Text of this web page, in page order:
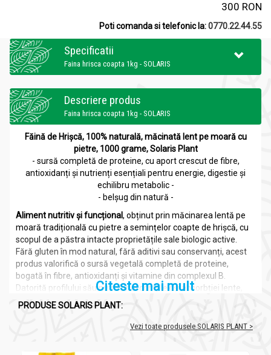
300 RON
Poti comanda si telefonic la:0770.22.44.55
Specificatii
Faina hrisca coapta 1kg - SOLARIS
Descriere produs
Faina hrisca coapta 1kg - SOLARIS
Făină de Hrișcă, 100% naturală, măcinată lent pe moară cu
pietre, 1000 grame, Solaris Plant
- sursă completă de proteine, cu aport crescut de fibre,
antioxidanți și nutrienți esențiali pentru energie, digestie și
echilibru metabolic -
- belșug din natură -
Aliment nutritiv și funcțional, obținut prin măcinarea lentă pe
moară tradițională cu pietre a semințelor coapte de hrișcă, cu
scopul de a păstra intacte proprietățile sale biologic active.
Fără gluten în mod natural, fără aditivi sau conservanți, acest
produs valorifică o sursă vegetală completă de proteine,
bogată în fibre, antioxidanți și vitamine din complexul B.
Datorită profilului său nutrițional complex și absorbției lente,
susține digestia, oferă energie sustenabilă și contribuie la
intestinale. Reprezintă o alternativă versatilă pentru
Citeste mai mult
PRODUSE SOLARIS PLANT:
Vezi toate produsele SOLARIS PLANT >